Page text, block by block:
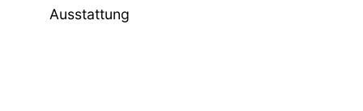
Ausstattung